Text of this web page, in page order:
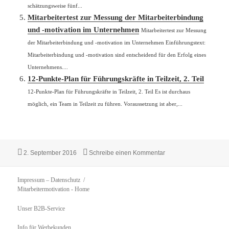
schätzungsweise fünf...
Mitarbeitertest zur Messung der Mitarbeiterbindung
und -motivation im Unternehmen Mitarbeitertest zur Messung
der Mitarbeiterbindung und -motivation im Unternehmen Einführungstext:
Mitarbeiterbindung und -motivation sind entscheidend für den Erfolg eines
Unternehmens....
12-Punkte-Plan für Führungskräfte in Teilzeit, 2. Teil
12-Punkte-Plan für Führungskräfte in Teilzeit, 2. Teil Es ist durchaus
möglich, ein Team in Teilzeit zu führen. Voraussetzung ist aber,...
Veröffentlicht
2. September 2016 Schreibe einen Kommentarzu Übersicht:
Impressum – Datenschutz
Mitarbeitermotivation - Home
Unser B2B-Service
Info für Werbekunden